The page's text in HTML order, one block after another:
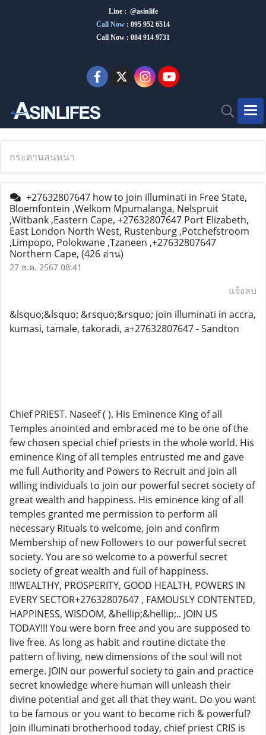
Line : @asinlife
Call Now : 095 952 6514
Call Now : 084 914 9731
กระดานสนทนา
+27632807647 how to join illuminati in Free State,
Bloemfontein ,Welkom Mpumalanga, Nelspruit
,Witbank ,Eastern Cape, +27632807647 Port Elizabeth,
East London North West, Rustenburg ,Potchefstroom
,Limpopo, Polokwane ,Tzaneen ,+27632807647
Northern Cape, (426 อ่าน)
27 ธ.ค. 2567 08:41
แจ้งลบ
&lsquo;&lsquo; &rsquo;&rsquo; join illuminati in accra,
kumasi, tamale, takoradi, a+27632807647 - Sandton
Chief PRIEST. Naseef ( ). His Eminence King of all
Temples anointed and embraced me to be one of the
few chosen special chief priests in the whole world. His
eminence King of all temples entrusted me and gave
me full Authority and Powers to Recruit and join all
willing individuals to join our powerful secret society of
great wealth and happiness. His eminence king of all
temples granted me permission to perform all
necessary Rituals to welcome, join and confirm
Membership of new Followers to our powerful secret
society. You are so welcome to a powerful secret
society of great wealth and full of happiness.
!!!WEALTHY, PROSPERITY, GOOD HEALTH, POWERS IN
EVERY SECTOR+27632807647 , FAMOUSLY CONTENTED,
HAPPINESS, WISDOM, &hellip;&hellip;.. JOIN US
TODAY!!! You were born free and you are supposed to
live free. As long as habit and routine dictate the
pattern of living, new dimensions of the soul will not
emerge. JOIN our powerful society to gain and practice
secret knowledge where human will unleash their
divine potential and get all that they want. Do you want
to be famous or you want to become rich & powerful?
Join illuminati brotherhood today, chief priest CRIS is